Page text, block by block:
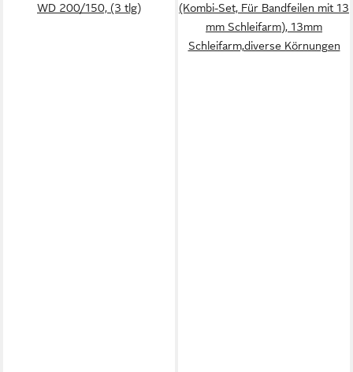
WD 200/150, (3 tlg)
(Kombi-Set, Für Bandfeilen mit 13
mm Schleifarm), 13mm
Schleifarm,diverse Körnungen